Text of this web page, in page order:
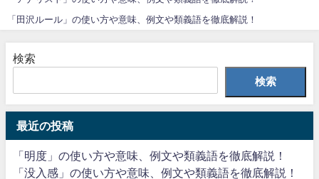
「田沢ルール」の使い方や意味、例文や類義語を徹底解説！
検索
検索
最近の投稿
「明度」の使い方や意味、例文や類義語を徹底解説！
「没入感」の使い方や意味、例文や類義語を徹底解説！